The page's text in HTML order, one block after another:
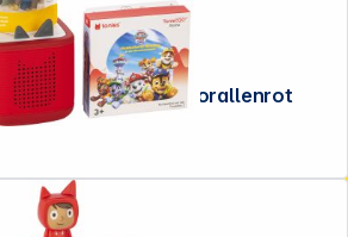
Tonies Toniebox 2 Full Play Starterset Korallenrot